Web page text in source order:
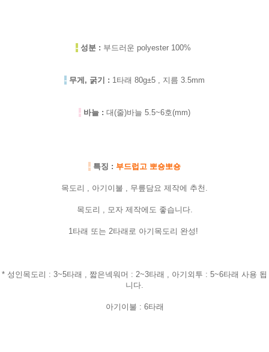
- 성분 : 부드러운 polyester 100%
- 무게, 굵기 : 1타래 80g±5 , 지름 3.5mm
- 바늘 : 대(줄)바늘 5.5~6호(mm)
- 특징 : 부드럽고 뽀숑뽀숑
목도리 , 아기이불 , 무릎담요 제작에 추천.
목도리 , 모자 제작에도 좋습니다.
1타래 또는 2타래로 아기목도리 완성!
* 성인목도리 : 3~5타래 , 짧은넥워머 : 2~3타래 , 아기외투 : 5~6타래 사용 됩
니다.
아기이불 : 6타래